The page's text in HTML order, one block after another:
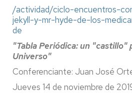
/actividad/ciclo-encuentros-
jekyll-y-mr-hyde-de-los-
de
"Tabla Periódica: un "castillo"
Universo"
Conferenciante: Juan José
Jueves 14 de noviembre de